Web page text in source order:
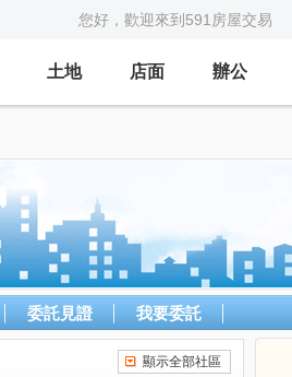
您好，歡迎來到591房屋交易
土地 店面 辦公
委託見證 我要委託
顯示全部社區